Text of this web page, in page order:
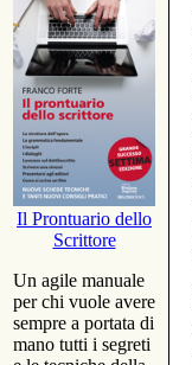
Il Prontuario dello
Scrittore
Un agile manuale
per chi vuole avere
sempre a portata di
mano tutti i segreti